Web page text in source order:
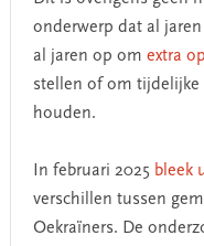
onderwerp dat al
al jaren op om extra
stellen of om tijdelijke
houden.
In februari 2025 bleek
verschillen tussen
Oekraïners. De